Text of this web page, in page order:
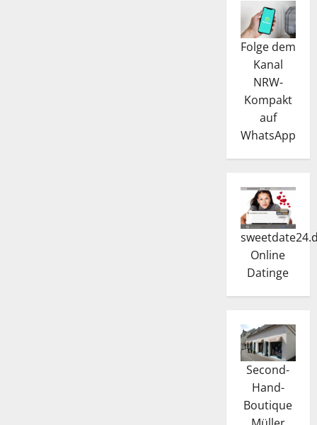
Folge dem
Kanal
NRW-
Kompakt
auf
WhatsApp
Online
Datinge
Second-
Hand-
Boutique